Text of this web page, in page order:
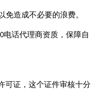
免造成不必要的浪费。
电话代理商资质，保障自
可证，这个证件审核十分